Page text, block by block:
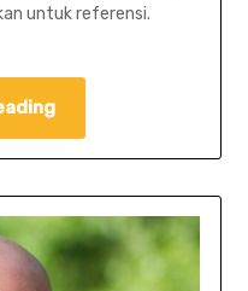
untuk referensi.